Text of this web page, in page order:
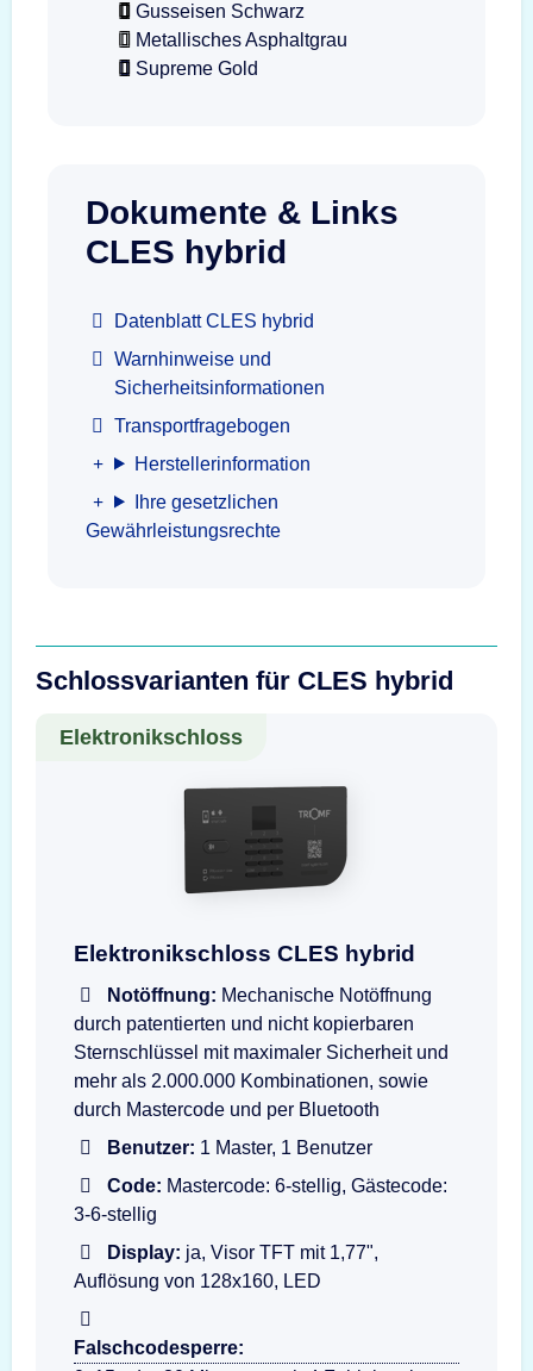
Gusseisen Schwarz
Metallisches Asphaltgrau
Supreme Gold
Dokumente & Links
CLES hybrid
Datenblatt CLES hybrid
Warnhinweise und
Sicherheitsinformationen
Transportfragebogen
Herstellerinformation
Ihre gesetzlichen
Gewährleistungsrechte
Schlossvarianten für CLES hybrid
Elektronikschloss
CLES hybrid Elektronikschloss Eingabeeinheit
Elektronikschloss CLES hybrid
Notöffnung: Mechanische Notöffnung
durch patentierten und nicht kopierbaren
Sternschlüssel mit maximaler Sicherheit und
mehr als 2.000.000 Kombinationen, sowie
durch Mastercode und per Bluetooth
Benutzer: 1 Master, 1 Benutzer
Code: Mastercode: 6-stellig, Gästecode:
3-6-stellig
Display: ja, Visor TFT mit 1,77",
Auflösung von 128x160, LED
Falschcodesperre: